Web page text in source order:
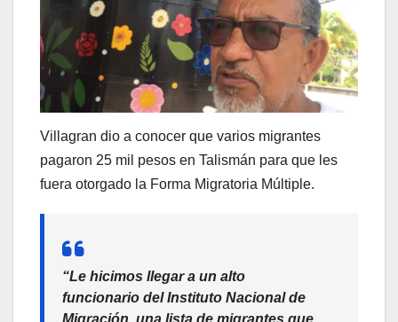
Villagran dio a conocer que varios migrantes
pagaron 25 mil pesos en Talismán para que les
fuera otorgado la Forma Migratoria Múltiple.
“Le hicimos llegar a un alto
funcionario del Instituto Nacional de
Migración, una lista de migrantes que